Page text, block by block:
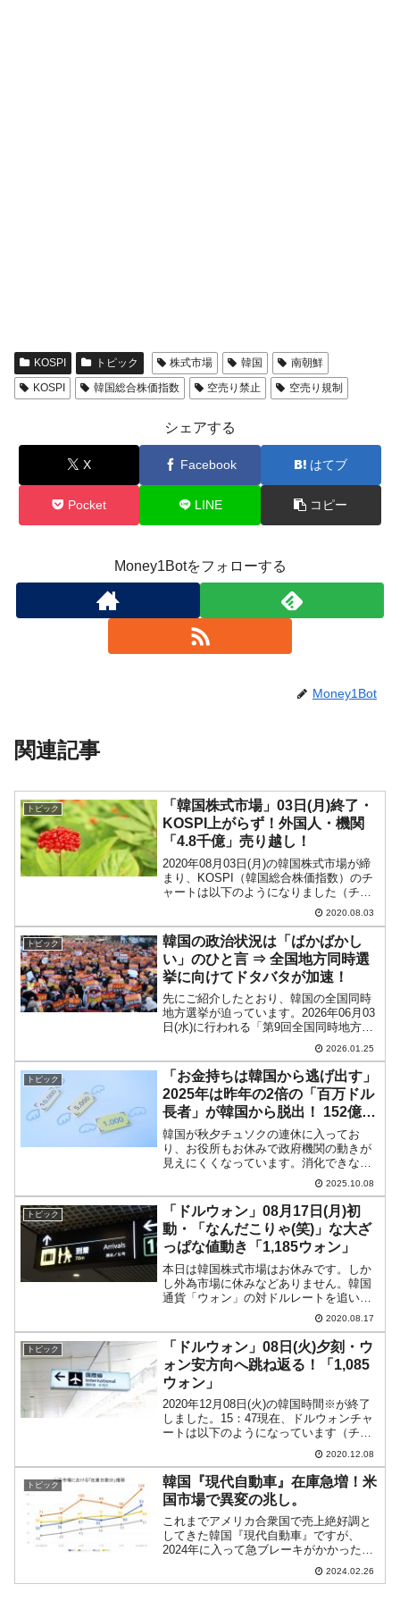
KOSPI トピック 株式市場 韓国
南朝鮮
KOSPI
韓国総合株価指数 空売り禁止 空売り規制
シェアする
X Facebook はてブ
Pocket LINE コピー
Money1Botをフォローする
Money1Bot
関連記事
トピック
「韓国株式市場」03日(月)終了・
KOSPI上がらず！外国人・機関
「4.8千億」売り越し！
2020年08月03日(月)の韓国株式市場が締
まり、KOSPI（韓国総合株価指数）のチ
ャートは以下のようになりました（チャ
ートは『Investing.com』より引用）。ロ
ーソク足の実体部分はほぼなくなりまし
た。わずか「0.51Point」...
2020.08.03
トピック
韓国の政治状況は「ばかばかし
い」のひと言 ⇒ 全国地方同時選
挙に向けてドタバタが加速！
先にご紹介したとおり、韓国の全国同時
地方選挙が迫っています。2026年06月03
日(水)に行われる「第9回全国同時地方選
挙」は4,000人以上が当選するという巨大
選挙です。韓国大統領に成りおおせた前
科四犯の李在明（イ・ジェミョン）さん
は、左...
2026.01.25
トピック
「お金持ちは韓国から逃げ出す」
2025年は昨年の2倍の「百万ドル
長者」が韓国から脱出！ 152億ド
ルが流出する
韓国が秋夕チュソクの連休に入ってお
り、お役所もお休みで政府機関の動きが
見えにくくなっています。消化できなか
った・出し損なっていた件をご紹介して
おきます。「韓国はお金持ちが逃げ出す
国だ」という件です。上掲の先記事で
2024年にもご紹介したこと...
2025.10.08
トピック
「ドルウォン」08月17日(月)初
動・「なんだこりゃ(笑)」な大ざ
っぱな値動き「1,185ウォン」
本日は韓国株式市場はお休みです。しか
し外為市場に休みなどありません。韓国
通貨「ウォン」の対ドルレートを追いか
けています。2020年08月17日(月)10：04
現在（日本時間）、ドルウォンチャート
は以下のようになっています（チャート
は『Inv...
2020.08.17
トピック
「ドルウォン」08日(火)夕刻・ウ
ォン安方向へ跳ね返る！「1,085
ウォン」
2020年12月08日(火)の韓国時間※が終了
しました。15：47現在、ドルウォンチャ
ートは以下のようになっています（チャ
ートは『Investing.com』より引用：以下
同）。現在は陽線でウォン安方向へ動い
ています。「1ドル＝1,185ウ...
2020.12.08
トピック
韓国『現代自動車』在庫急増！米
国市場で異変の兆し。
これまでアメリカ合衆国で売上絶好調と
してきた韓国『現代自動車』ですが、
2024年に入って急ブレーキがかかった模
様です。「合衆国市場の新車販売におけ
る在庫量」が急増していることが分かり
2024.02.26